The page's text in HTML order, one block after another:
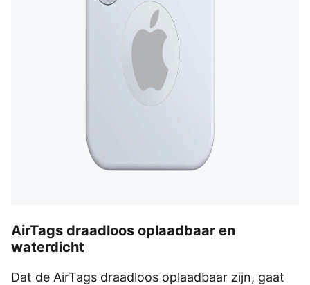
AirTags draadloos oplaadbaar en
waterdicht
Dat de AirTags draadloos oplaadbaar zijn, gaat